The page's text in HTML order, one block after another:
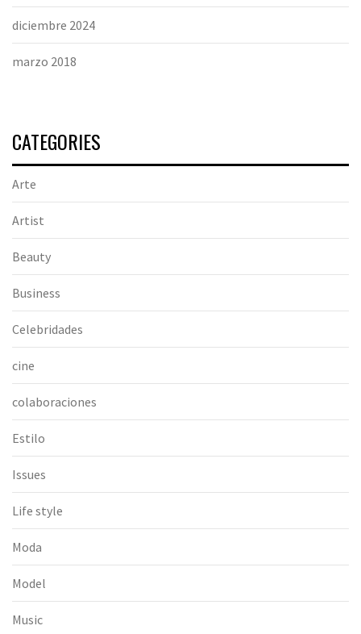
diciembre 2024
marzo 2018
CATEGORIES
Arte
Artist
Beauty
Business
Celebridades
cine
colaboraciones
Estilo
Issues
Life style
Moda
Model
Music